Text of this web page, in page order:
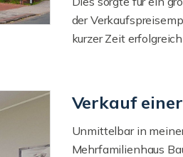
der
kurzer Zeit
Verkauf
Unmittelbar in
Mehrfamilienhaus